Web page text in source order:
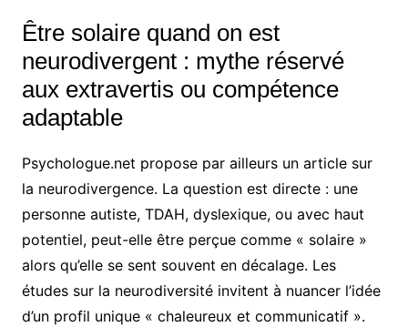
Être solaire quand on est
neurodivergent : mythe réservé
aux extravertis ou compétence
adaptable
Psychologue.net propose par ailleurs un article sur
la neurodivergence. La question est directe : une
personne autiste, TDAH, dyslexique, ou avec haut
potentiel, peut-elle être perçue comme « solaire »
alors qu’elle se sent souvent en décalage. Les
études sur la neurodiversité invitent à nuancer l’idée
d’un profil unique « chaleureux et communicatif ».